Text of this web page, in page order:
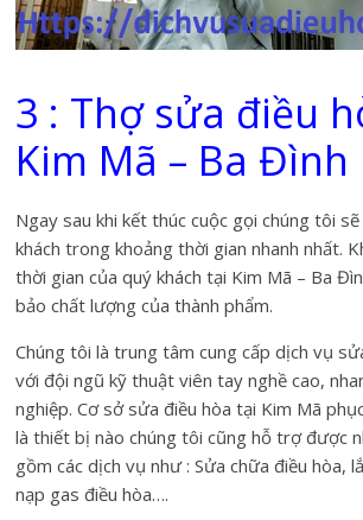
3 : Thợ sửa điều
Kim Mã – Ba Đình
Ngay sau khi kết thúc cuộc gọi chúng tôi
khách trong khoảng thời gian nhanh nhất.
thời gian của quý khách tại Kim Mã – Ba
bảo chất lượng của thành phẩm.
Chúng tôi là trung tâm cung cấp dịch vụ
với đội ngũ kỹ thuật viên tay nghề cao,
nghiệp. Cơ sở sửa điều hòa tại Kim Mã
là thiết bị nào chúng tôi cũng hỗ trợ được
gồm các dịch vụ như : Sửa chữa điều hòa,
nạp gas điều hòa….